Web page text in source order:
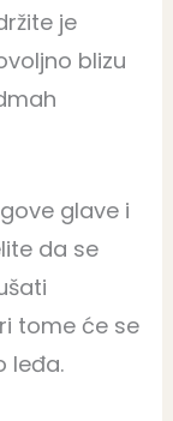
je
blizu
glave i
da se
tome će se
leđa.